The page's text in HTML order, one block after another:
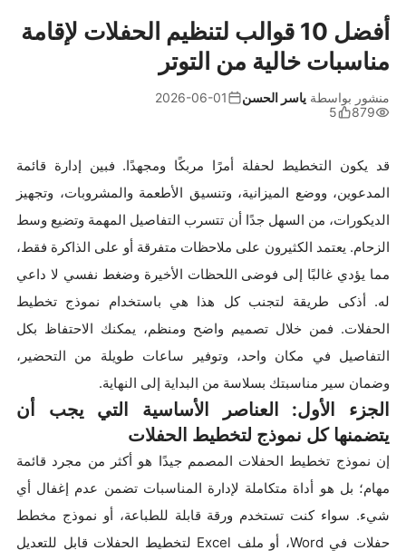
أفضل 10 قوالب لتنظيم الحفلات لإقامة
مناسبات خالية من التوتر
منشور بواسطة ياسر الحسن
2026-06-01
879
5
قد يكون التخطيط لحفلة أمرًا مربكًا ومجهدًا. فبين إدارة قائمة
المدعوين، ووضع الميزانية، وتنسيق الأطعمة والمشروبات، وتجهيز
الديكورات، من السهل جدًا أن تتسرب التفاصيل المهمة وتضيع وسط
الزحام. يعتمد الكثيرون على ملاحظات متفرقة أو على الذاكرة فقط،
مما يؤدي غالبًا إلى فوضى اللحظات الأخيرة وضغط نفسي لا داعي
له. أذكى طريقة لتجنب كل هذا هي باستخدام نموذج تخطيط
الحفلات. فمن خلال تصميم واضح ومنظم، يمكنك الاحتفاظ بكل
التفاصيل في مكان واحد، وتوفير ساعات طويلة من التحضير،
وضمان سير مناسبتك بسلاسة من البداية إلى النهاية.
الجزء الأول: العناصر الأساسية التي يجب أن
يتضمنها كل نموذج لتخطيط الحفلات
إن نموذج تخطيط الحفلات المصمم جيدًا هو أكثر من مجرد قائمة
مهام؛ بل هو أداة متكاملة لإدارة المناسبات تضمن عدم إغفال أي
شيء. سواء كنت تستخدم ورقة قابلة للطباعة، أو نموذج مخطط
حفلات في Word، أو ملف Excel لتخطيط الحفلات قابل للتعديل